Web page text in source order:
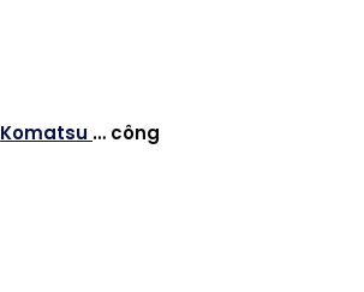
Komatsu … công